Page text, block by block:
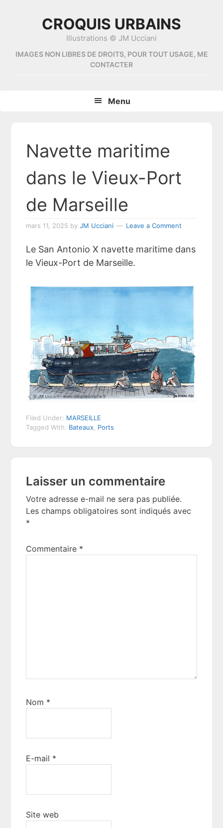
CROQUIS URBAINS
Illustrations © JM Ucciani
IMAGES NON LIBRES DE DROITS, POUR TOUT USAGE, ME
CONTACTER
Menu
Navette maritime
dans le Vieux-Port
de Marseille
mars 11, 2025 byJM Ucciani Leave a Comment
Le San Antonio X navette maritime dans
le Vieux-Port de Marseille.
Filed Under: MARSEILLE
Tagged With: Bateaux, Ports
Interactions
Laisser un commentaire
Votre adresse e-mail ne sera pas publiée.
Les champs obligatoires sont indiqués avec
*
Commentaire *
Nom *
E-mail *
Site web